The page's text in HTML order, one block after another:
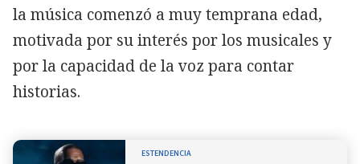
la música comenzó a muy temprana edad,
motivada por su interés por los musicales y
por la capacidad de la voz para contar
historias.
ESTENDENCIA